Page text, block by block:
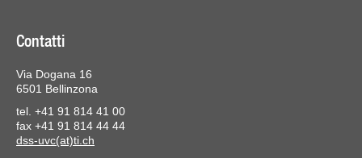
Contatti
Via Dogana 16
6501 Bellinzona
tel. +41 91 814 41 00
fax +41 91 814 44 44
dss-uvc(at)ti.ch